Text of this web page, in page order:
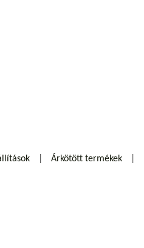
Árkötött termékek